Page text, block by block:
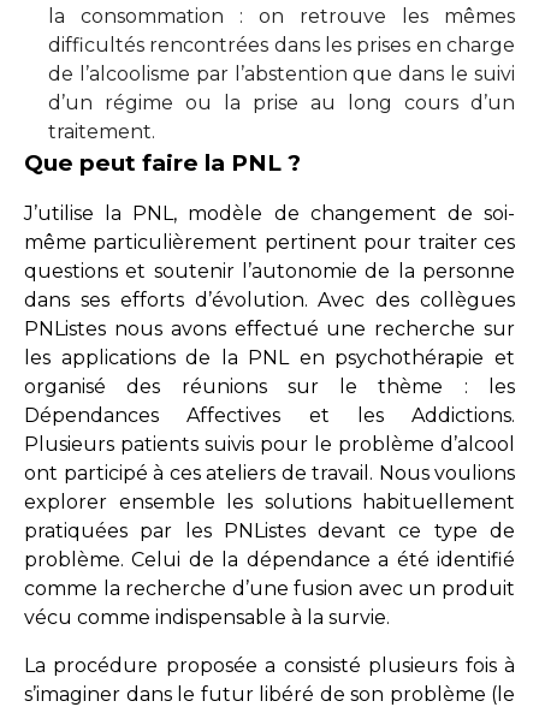
la consommation : on retrouve les mêmes
difficultés rencontrées dans les prises en charge
de l’alcoolisme par l’abstention que dans le suivi
d’un régime ou la prise au long cours d’un
traitement.
Que peut faire la PNL ?
J’utilise la PNL, modèle de changement de soi-
même particulièrement pertinent pour traiter ces
questions et soutenir l’autonomie de la personne
dans ses efforts d’évolution. Avec des collègues
PNListes nous avons effectué une recherche sur
les applications de la PNL en psychothérapie et
organisé des réunions sur le thème : les
Dépendances Affectives et les Addictions.
Plusieurs patients suivis pour le problème d’alcool
ont participé à ces ateliers de travail. Nous voulions
explorer ensemble les solutions habituellement
pratiquées par les PNListes devant ce type de
problème. Celui de la dépendance a été identifié
comme la recherche d’une fusion avec un produit
vécu comme indispensable à la survie.
La procédure proposée a consisté plusieurs fois à
s’imaginer dans le futur libéré de son problème (le